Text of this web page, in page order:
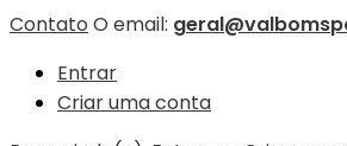
Contato O email:
Entrar
Criar uma conta